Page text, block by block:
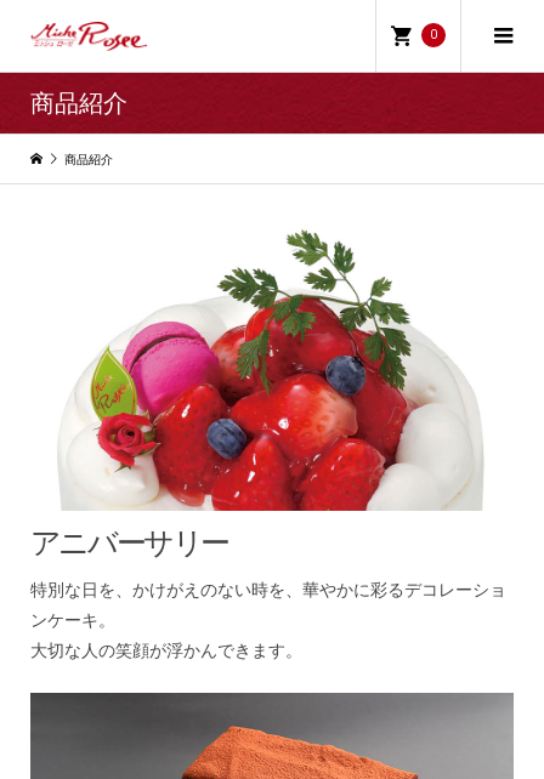
0
商品紹介
商品紹介
アニバーサリー
特別な日を、かけがえのない時を、華やかに彩るデコレーショ
ンケーキ。
大切な人の笑顔が浮かんできます。